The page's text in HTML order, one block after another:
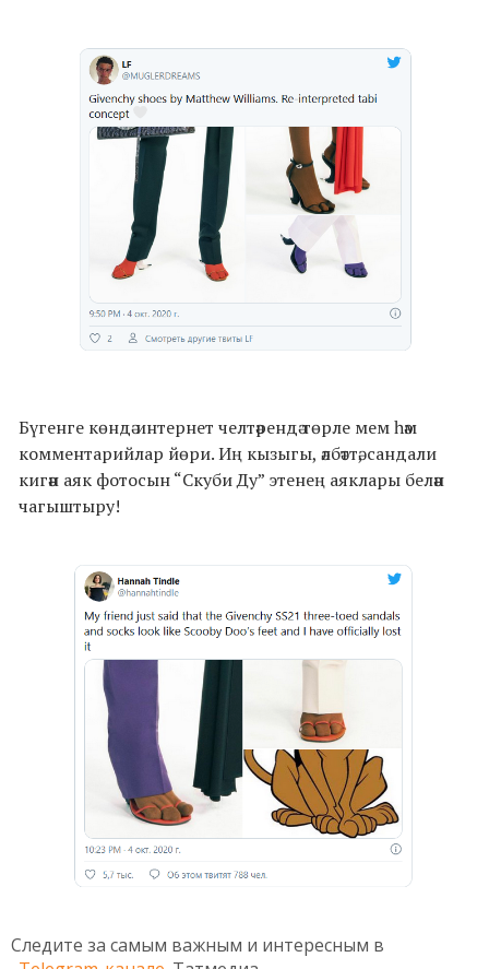
Бүгенге көндә интернет челтәрендә төрле мем һәм
комментарийлар йөри. Иң кызыгы, әлбәттә, сандали
кигән аяк фотосын “Скуби Ду” этенең аяклары белән
чагыштыру!
Следите за самым важным и интересным в